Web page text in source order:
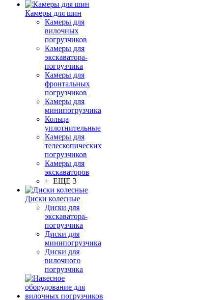
Камеры для шин
Камеры для
вилочных
погрузчиков
Камеры для
экскаватора-
погрузчика
Камеры для
фронтальных
погрузчиков
Камеры для
минипогрузчика
Кольца
уплотнительные
Камеры для
телескопических
погрузчиков
Камеры для
экскаваторов
+ ЕЩЕ 3
Диски колесные
Диски для
экскаватора-
погрузчика
Диски для
минипогрузчика
Диски для
вилочного
погрузчика